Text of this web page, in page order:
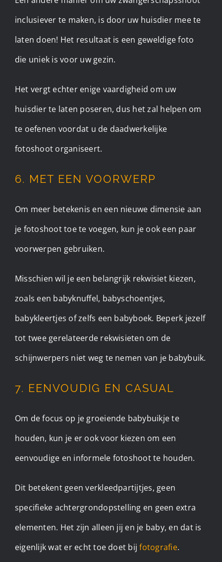
inclusiever te maken, is door uw huisdier mee te
laten doen! Het resultaat is een geweldige foto
die uniek is voor uw gezin.
Het vergt echter enige vaardigheid om uw
huisdier te laten poseren, dus het zal helpen om
te oefenen voordat u de daadwerkelijke
fotoshoot organiseert. ​
6. MET EEN VOORWERP
Om meer betekenis en een nieuwe dimensie aan
je fotoshoot toe te voegen, kun je ook een paar
voorwerpen gebruiken.
Misschien wil je een belangrijk rekwisiet kiezen,
zoals een babyknuffel, babyschoentjes,
babykleertjes of zelfs een babyboek. Beperk jezelf
tot twee gerelateerde rekwisieten om de
schijnwerpers niet weg te nemen van je babybuik.
7. EENVOUDIG EN CASUAL
Om de focus op je groeiende babybuikje te
houden, kun je er ook voor kiezen om een
eenvoudige en informele fotoshoot te houden.
Dit betekent geen verkleedpartijtjes, geen
specifieke achtergrondopstelling en geen extra
elementen. Het zijn alleen jij en je baby, en dat is
eigenlijk wat er echt toe doet bijfotografie.